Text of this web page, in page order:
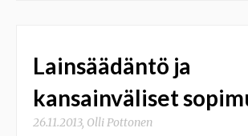
Lainsäädäntö ja
kansainväliset
26.11.2013, Olli Pottonen